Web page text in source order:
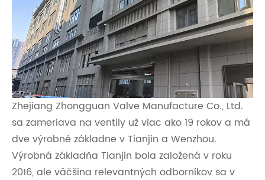
Zhejiang Zhongguan Valve Manufacture Co., Ltd.
sa zameriava na ventily už viac ako 19 rokov a má
dve výrobné základne v Tianjin a Wenzhou.
Výrobná základňa Tianjin bola založená v roku
2016, ale väčšina relevantných odborníkov sa v